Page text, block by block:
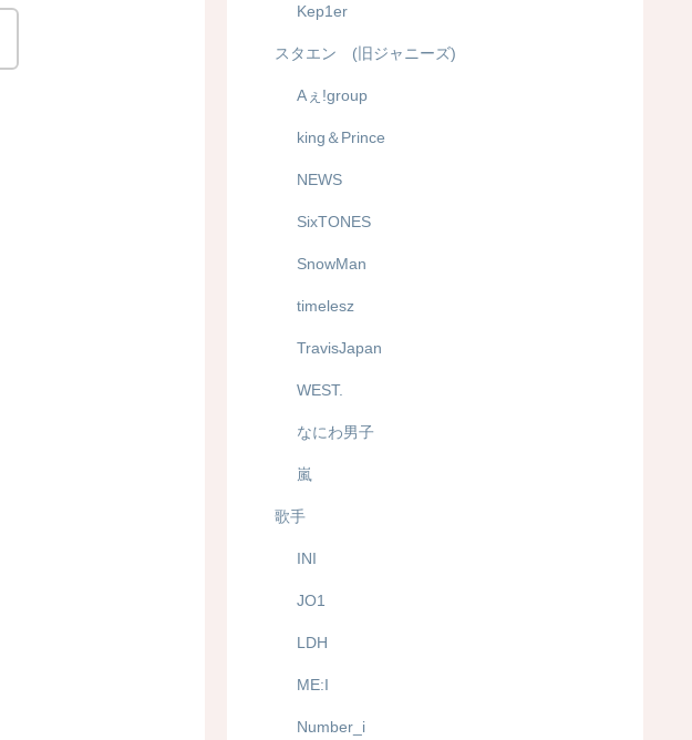
Kep1er
スタエン (旧ジャニーズ)
Aぇ!group
king＆Prince
NEWS
SixTONES
SnowMan
timelesz
TravisJapan
WEST.
なにわ男子
嵐
歌手
INI
JO1
LDH
ME:I
Number_i